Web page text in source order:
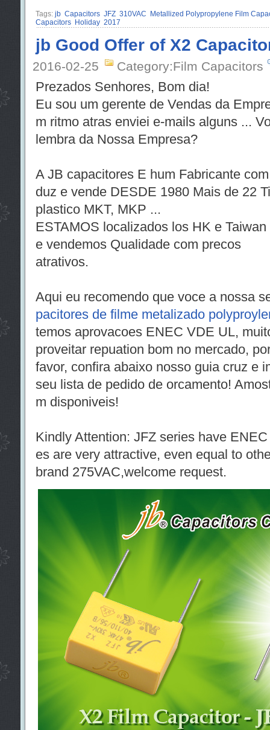
Tags: jb Capacitors JFZ 310VAC
Metallized Polypropylene Film
Capacitors
Holiday 2017
jb Good Offer of X2
2016-02-25 Category:Film Capacitors
Prezados Senhores, Bom dia!
Eu sou um gerente de Vendas da
m ritmo atras enviei e-mails alguns ...
lembra da Nossa Empresa?
A JB capacitores E hum Fabricante
duz e vende DESDE 1980 Mais de 22
plastico MKT, MKP ...
ESTAMOS localizados los HK e
e vendemos Qualidade com precos
atrativos.
Aqui eu recomendo que voce a nossa
pacitores de filme metalizado
temos aprovacoes ENEC VDE UL,
proveitar repuation bom no mercado,
favor, confira abaixo nosso guia cruz e
seu lista de pedido de orcamento!
m disponiveis!
Kindly Attention: JFZ series have
es are very attractive, even equal to
brand 275VAC,welcome request.